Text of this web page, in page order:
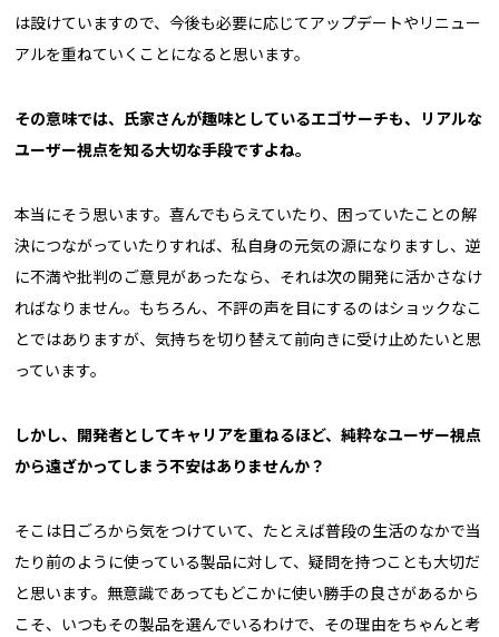
は設けていますので、今後も必要に応じてアップデートやリニュー
アルを重ねていくことになると思います。
――その意味では、氏家さんが趣味としているエゴサーチも、リアルな
ユーザー視点を知る大切な手段ですよね。
本当にそう思います。喜んでもらえていたり、困っていたことの解
決につながっていたりすれば、私自身の元気の源になりますし、逆
に不満や批判のご意見があったなら、それは次の開発に活かさなけ
ればなりません。もちろん、不評の声を目にするのはショックなこ
とではありますが、気持ちを切り替えて前向きに受け止めたいと思
っています。
――しかし、開発者としてキャリアを重ねるほど、純粋なユーザー視点
から遠ざかってしまう不安はありませんか？
そこは日ごろから気をつけていて、たとえば普段の生活のなかで当
たり前のように使っている製品に対して、疑問を持つことも大切だ
と思います。無意識であってもどこかに使い勝手の良さがあるから
こそ、いつもその製品を選んでいるわけで、その理由をちゃんと考